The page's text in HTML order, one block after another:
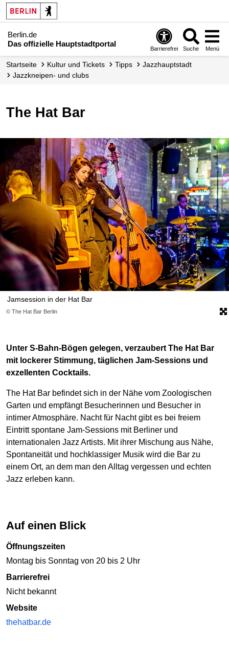
Berlin.de
Das offizielle Hauptstadtportal
Barrierefrei Suche Menü
Startseite Kultur und Tickets Tipps
Jazzhauptstadt
Jazzkneipen- und clubs
The Hat Bar
© The Hat Bar Berlin
Jamsession in der Hat Bar
Unter S-Bahn-Bögen gelegen, verzaubert The Hat Bar
mit lockerer Stimmung, täglichen Jam-Sessions und
exzellenten Cocktails.
The Hat Bar befindet sich in der Nähe vom Zoologischen
Garten und empfängt Besucherinnen und Besucher in
intimer Atmosphäre. Nacht für Nacht gibt es bei freiem
Eintritt spontane Jam-Sessions mit Berliner und
internationalen Jazz Artists. Mit ihrer Mischung aus Nähe,
Spontaneität und hochklassiger Musik wird die Bar zu
einem Ort, an dem man den Alltag vergessen und echten
Jazz erleben kann.
Auf einen Blick
Öffnungszeiten
Montag bis Sonntag von 20 bis 2 Uhr
Barrierefrei
Nicht bekannt
Website
thehatbar.de